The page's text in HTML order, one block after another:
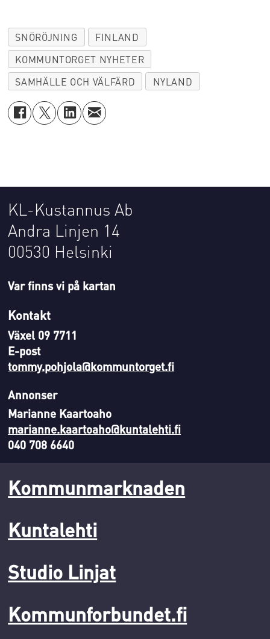
SNÖRÖJNING
FINLAND
KOMMUNTORGET NYHETER
SAMHÄLLE OCH VÄLFÄRD
NYLAND
KL-Kustannus Ab
Andra Linjen 14
00530 Helsinki
Var finns vi på kartan
Kontakt
Växel 09 7711
E-post
tommy.pohjola@kommuntorget.fi
Annonser
Marianne Kaartoaho
marianne.kaartoaho@kuntalehti.fi
040 708 6640
Kommunmarknaden
Kuntalehti
Studio Linjat
Kommunforbundet.fi